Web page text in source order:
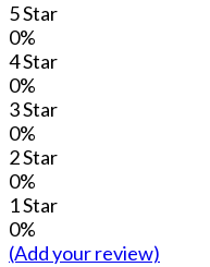
5 Star
0%
4 Star
0%
3 Star
0%
2 Star
0%
1 Star
0%
(Add your review)